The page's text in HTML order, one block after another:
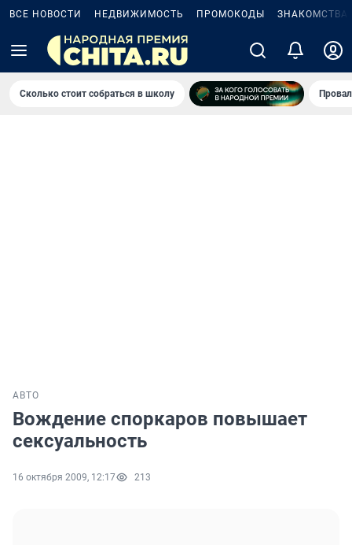
ВСЕ НОВОСТИ НЕДВИЖИМОСТЬ ПРОМОКОДЫ ЗНАКОМСТВА
Сколько стоит собраться в школу
АВТО
Вождение споркаров повышает
сексуальность
16 октября 2009, 12:17 213